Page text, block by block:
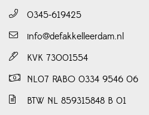
0345-619425
info@defakkelleerdam.nl
KVK 73001554
NL07 RABO 0334 9546 06
BTW NL 859315848 B 01